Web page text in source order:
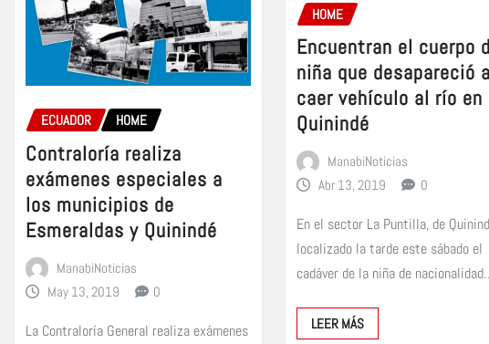
ECUADOR HOME
Contraloría realiza
exámenes especiales a
los municipios de
Esmeraldas y Quinindé
ManabiNoticias
May 13, 2019
0
La Contraloría General realiza exámenes
HOME
Encuentran el cuerpo
niña que desapareció
caer vehículo al río en
Quinindé
ManabiNoticias
Abr 13, 2019
0
En el sector La Puntilla, de
localizado la tarde este sábado el
cadáver de la niña de
LEER MÁS